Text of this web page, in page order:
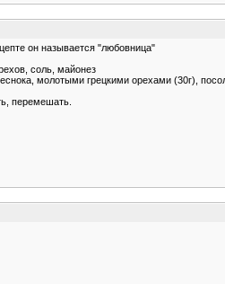
он называется "любовница"
соль, майонез
молотыми грецкими орехами (30г),
перемешать.